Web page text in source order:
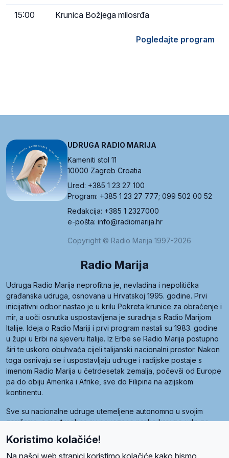
15:00 Krunica Božjega milosrđa
Pogledajte program
UDRUGA RADIO MARIJA
Kameniti stol 11
10000 Zagreb Croatia
Ured: +385 1 23 27 100
Program: +385 1 23 27 777; 099 502 00 52
Redakcija: +385 1 2327000
e-pošta: info@radiomarija.hr
Copyright © Radio Marija 1997-2026
Radio Marija
Udruga Radio Marija neprofitna je, nevladina i nepolitička
građanska udruga, osnovana u Hrvatskoj 1995. godine. Prvi
inicijativni odbor nastao je u krilu Pokreta krunice za obraćenje i
mir, a uoči osnutka uspostavljena je suradnja s Radio Marijom
Italije. Ideja o Radio Mariji i prvi program nastali su 1983. godine
u župi u Erbi na sjeveru Italije. Iz Erbe se Radio Marija postupno
širi te uskoro obuhvaća cijeli talijanski nacionalni prostor. Nakon
toga osnivaju se i uspostavljaju udruge i radijske postaje s
imenom Radio Marija u četrdesetak zemalja, počevši od Europe
pa do obiju Amerika i Afrike, sve do Filipina na azijskom
kontinentu.
Sve su nacionalne udruge utemeljene autonomno u svojim
zemljama, a međusobna su povezane preko krovne udruge
Radio Maria). Svjetsku obitelj utemeljilo je sedam članica, među
kojima je i hrvatska Udruga Radio Marija.
Koristimo kolačiće!
Na našoj web stranici koristimo kolačiće kako bismo